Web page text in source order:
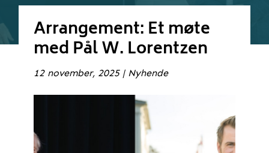
Arrangement: Et møte
med Pål W. Lorentzen
12 november, 2025| Nyhende